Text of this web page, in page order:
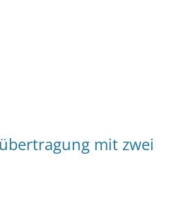
mit zwei